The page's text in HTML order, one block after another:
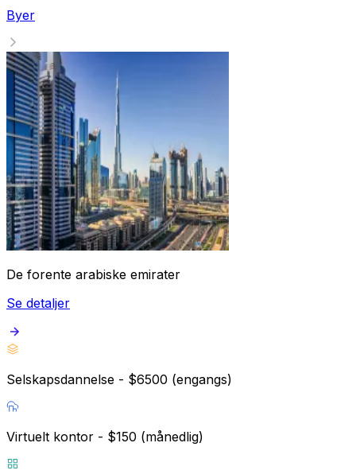
Byer
De forente arabiske emirater
Se detaljer
Selskapsdannelse - $6500 (engangs)
Virtuelt kontor - $150 (månedlig)